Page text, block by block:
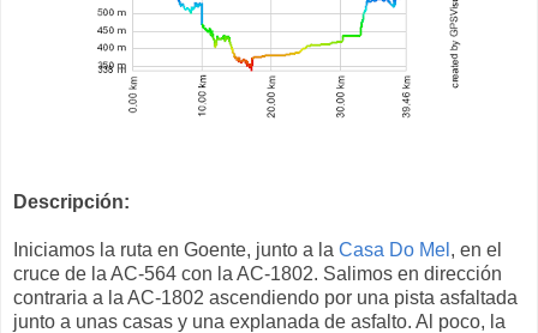
Descripción:
Iniciamos la ruta en Goente, junto a la Casa Do Mel , en el
cruce de la AC-564 con la AC-1802. Salimos en dirección
contraria a la AC-1802 ascendiendo por una pista asfaltada
junto a unas casas y una explanada de asfalto. Al poco, la